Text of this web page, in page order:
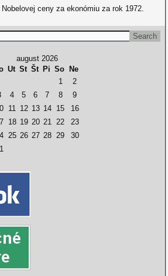
ceny za ekonómiu za rok 1972.
august 2026
Ut St Št Pi So
Ne
1
2
4 5 6 7 8
9
11 12 13 14 15
16
18 19 20 21 22
23
25 26 27 28 29
30